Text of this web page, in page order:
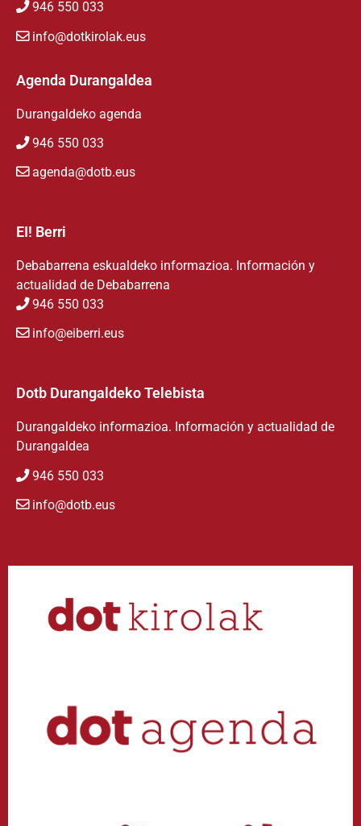
946 550 033
info@dotkirolak.eus
Agenda Durangaldea
Durangaldeko agenda
946 550 033
agenda@dotb.eus
EI! Berri
Debabarrena eskualdeko informazioa. Información y
actualidad de Debabarrena
946 550 033
info@eiberri.eus
Dotb Durangaldeko Telebista
Durangaldeko informazioa. Información y actualidad de
Durangaldea
946 550 033
info@dotb.eus